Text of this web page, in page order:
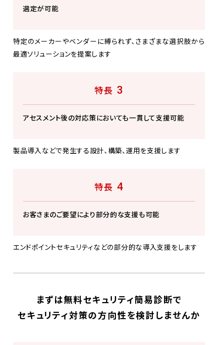
選定が可能
特定のメーカーやベンダーに縛られず、さまざまな選択肢から
最適ソリューションを提案します
特長 3
アセスメント後の対応策においても一貫して支援可能
製品導入などで発生する設計、構築、運用を支援します
特長 4
お客さまのご要望により部分的な支援も可能
エンドポイントセキュリティなどの部分的な導入支援をします
まずは無料セキュリティ簡易診断で
セキュリティ対策の方向性を検討しませんか